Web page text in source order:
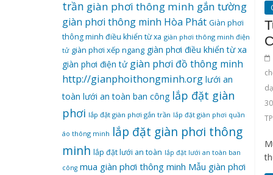
trần giàn phơi thông minh gắn tường
giàn phơi thông minh Hòa Phát Giàn phơi
thông minh điều khiển từ xa giàn phơi thông minh điện
tử giàn phơi xếp ngang giàn phơi điều khiển từ xa
giàn phơi điện tử giàn phơi đồ thông minh
http://gianphoithongminh.org lưới an
toàn lưới an toàn ban công lắp đặt giàn
phơi lắp đặt giàn phơi gắn trần lắp đặt giàn phơi quần
áo thông minh lắp đặt giàn phơi thông
minh lắp đặt lưới an toàn lắp đặt lưới an toàn ban
công mua giàn phơi thông minh Mẫu giàn phơi